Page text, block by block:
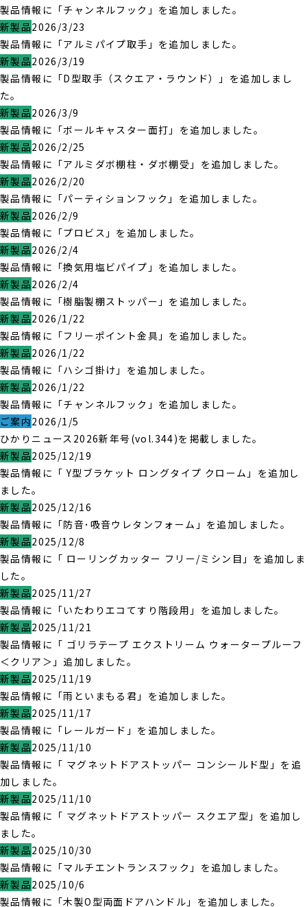
製品情報に「チャンネルフック」を追加しました。
新製品2026/3/23
製品情報に「アルミパイプ取手」を追加しました。
新製品2026/3/19
製品情報に「D型取手（スクエア・ラウンド）」を追加しまし
た。
新製品2026/3/9
製品情報に「ボールキャスター面打」を追加しました。
新製品2026/2/25
製品情報に「アルミダボ棚柱・ダボ棚受」を追加しました。
新製品2026/2/20
製品情報に「パーティションフック」を追加しました。
新製品2026/2/9
製品情報に「プロビス」を追加しました。
新製品2026/2/4
製品情報に「換気用塩ビパイプ」を追加しました。
新製品2026/2/4
製品情報に「樹脂製棚ストッパー」を追加しました。
新製品2026/1/22
製品情報に「フリーポイント金具」を追加しました。
新製品2026/1/22
製品情報に「ハシゴ掛け」を追加しました。
新製品2026/1/22
製品情報に「チャンネルフック」を追加しました。
ご案内2026/1/5
ひかりニュース2026新年号(vol.344)を掲載しました。
新製品2025/12/19
製品情報に「 Y型ブラケット ロングタイプ クローム」を追加し
ました。
新製品2025/12/16
製品情報に「防音･吸音ウレタンフォーム」を追加しました。
新製品2025/12/8
製品情報に「 ローリングカッター フリー/ミシン目」を追加しま
した。
新製品2025/11/27
製品情報に「いたわりエコてすり階段用」を追加しました。
新製品2025/11/21
製品情報に「 ゴリラテープ エクストリーム ウォータープルーフ
＜クリア＞」追加しました。
新製品2025/11/19
製品情報に「雨といまもる君」を追加しました。
新製品2025/11/17
製品情報に「レールガード」を追加しました。
新製品2025/11/10
製品情報に「 マグネットドアストッパー コンシールド型」を追
加しました。
新製品2025/11/10
製品情報に「 マグネットドアストッパー スクエア型」を追加し
ました。
新製品2025/10/30
製品情報に「マルチエントランスフック」を追加しました。
新製品2025/10/6
製品情報に「木製O型両面ドアハンドル」を追加しました。